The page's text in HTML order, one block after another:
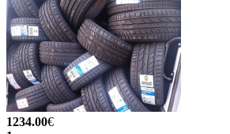
1234.00€